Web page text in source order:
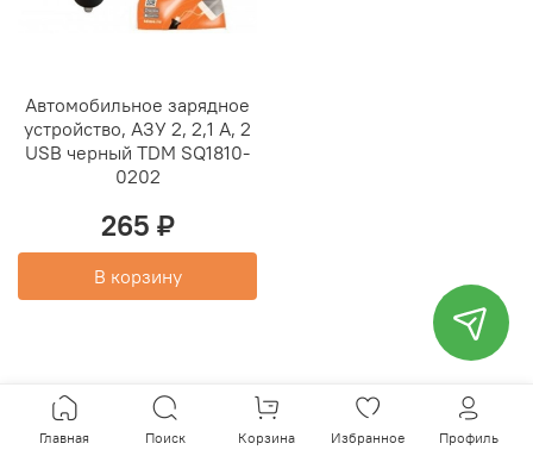
Автомобильное зарядное
устройство, АЗУ 2, 2,1 А, 2
USB черный TDM SQ1810-
0202
265 ₽
В корзину
Главная Поиск Корзина Избранное Профиль